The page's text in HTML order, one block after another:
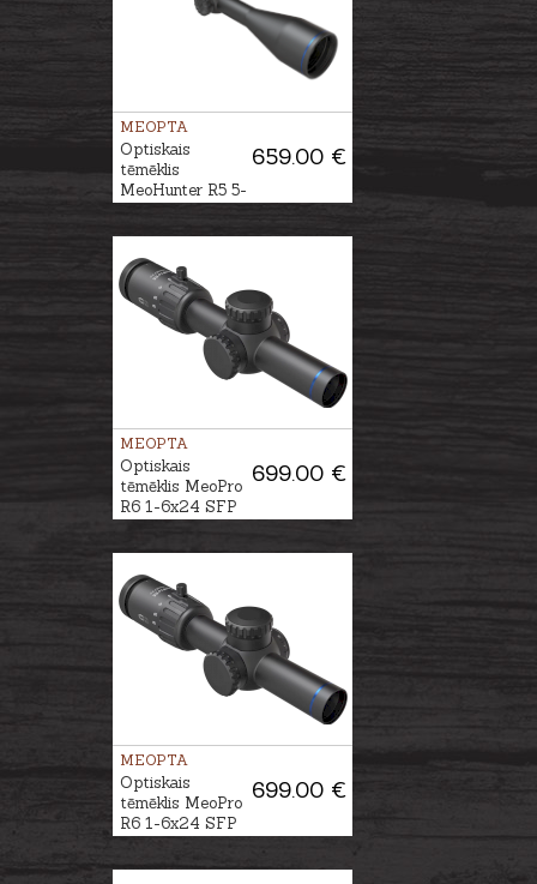
MEOPTA
659.00 €
Optiskais
tēmēklis
MeoHunter R5 5-
MEOPTA
699.00 €
Optiskais
tēmēklis MeoPro
R6 1-6x24 SFP
MEOPTA
699.00 €
Optiskais
tēmēklis MeoPro
R6 1-6x24 SFP